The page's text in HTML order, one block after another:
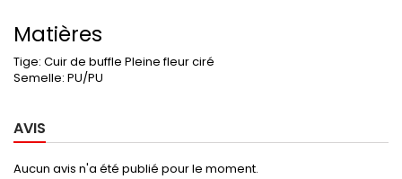
Matières
Tige: Cuir de buffle Pleine fleur ciré
Semelle: PU/PU
AVIS
Aucun avis n'a été publié pour le moment.